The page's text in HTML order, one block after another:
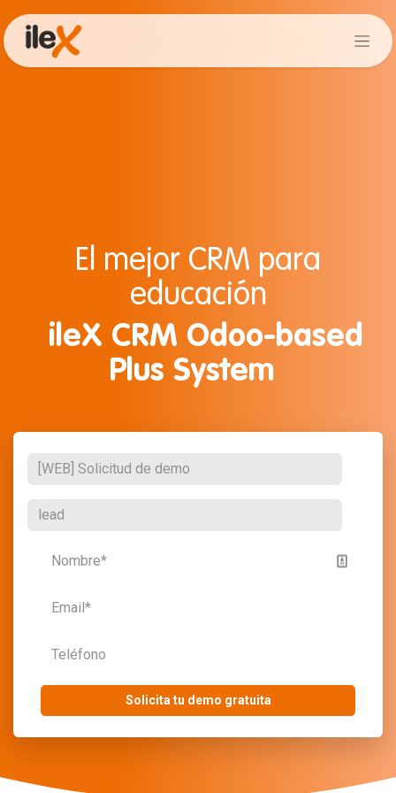
El mejor CRM para
educación
ileX CRM Odoo-based
Plus System
Solicita tu demo gratuita